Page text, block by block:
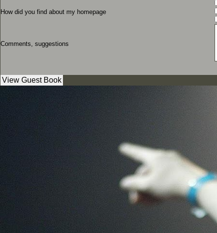
How did you find about my homepage
Comments, suggestions